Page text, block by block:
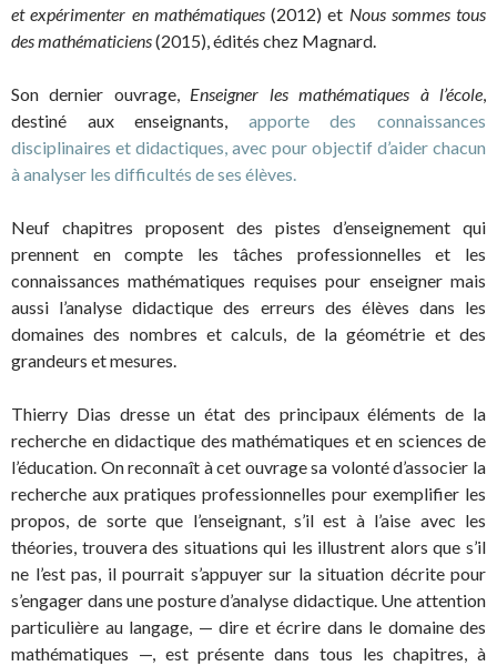
et expérimenter en mathématiques(2012) et Nous sommes tous
des mathématiciens(2015), édités chez Magnard.
Son dernier ouvrage, Enseigner les mathématiques à l’école,
destiné aux enseignants, apporte des connaissances
disciplinaires et didactiques, avec pour objectif d’aider chacun
à analyser les difficultés de ses élèves.
Neuf chapitres proposent des pistes d’enseignement qui
prennent en compte les tâches professionnelles et les
connaissances mathématiques requises pour enseigner mais
aussi l’analyse didactique des erreurs des élèves dans les
domaines des nombres et calculs, de la géométrie et des
grandeurs et mesures.
Thierry Dias dresse un état des principaux éléments de la
recherche en didactique des mathématiques et en sciences de
l’éducation. On reconnaît à cet ouvrage sa volonté d’associer la
recherche aux pratiques professionnelles pour exemplifier les
propos, de sorte que l’enseignant, s’il est à l’aise avec les
théories, trouvera des situations qui les illustrent alors que s’il
ne l’est pas, il pourrait s’appuyer sur la situation décrite pour
s’engager dans une posture d’analyse didactique. Une attention
particulière au langage, — dire et écrire dans le domaine des
mathématiques —, est présente dans tous les chapitres, à